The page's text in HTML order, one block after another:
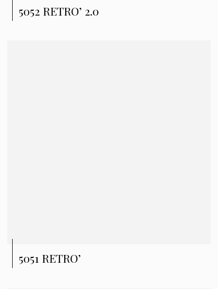
5052 RETRO’ 2.0
5051 RETRO’